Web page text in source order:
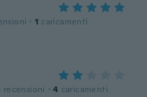
· 1 caricamenti
recensioni · 4 caricamenti